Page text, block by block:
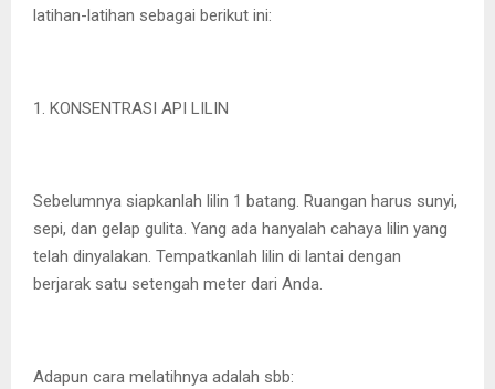
latihan-latihan sebagai berikut ini:
1. KONSENTRASI API LILIN
Sebelumnya siapkanlah lilin 1 batang. Ruangan harus sunyi,
sepi, dan gelap gulita. Yang ada hanyalah cahaya lilin yang
telah dinyalakan. Tempatkanlah lilin di lantai dengan
berjarak satu setengah meter dari Anda.
Adapun cara melatihnya adalah sbb: